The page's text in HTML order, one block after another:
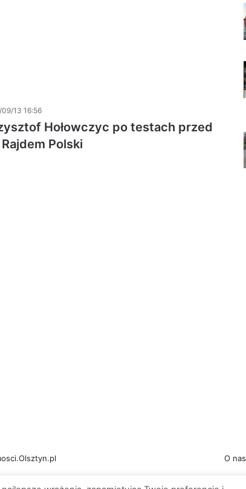
09/13 16:56
Hołowczyc po testach przed
Polski
O nas